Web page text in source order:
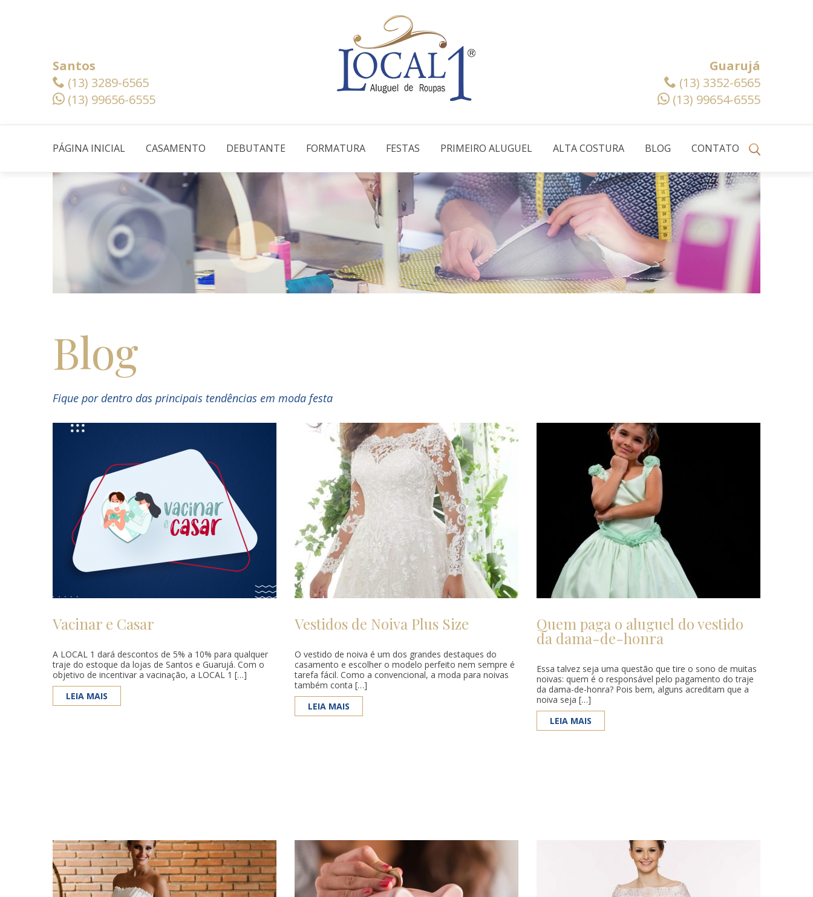
Santos
(13) 3289-6565
(13) 99656-6555
Guarujá
(13) 3352-6565
(13) 99654-6555
PÁGINA INICIAL CASAMENTO DEBUTANTE FORMATURA FESTAS PRIMEIRO ALUGUEL ALTA COSTURA BLOG CONTATO
Blog
Fique por dentro das principais tendências em moda festa
Vacinar e Casar
A LOCAL 1 dará descontos de 5% a 10% para qualquer
traje do estoque da lojas de Santos e Guarujá. Com o
objetivo de incentivar a vacinação, a LOCAL 1 […]
LEIA MAIS
Vestidos de Noiva Plus Size
O vestido de noiva é um dos grandes destaques do
casamento e escolher o modelo perfeito nem sempre é
tarefa fácil. Como a convencional, a moda para noivas
também conta […]
LEIA MAIS
Quem paga o aluguel do vestido
da dama-de-honra
Essa talvez seja uma questão que tire o sono de muitas
noivas: quem é o responsável pelo pagamento do traje
da dama-de-honra? Pois bem, alguns acreditam que a
noiva seja […]
LEIA MAIS